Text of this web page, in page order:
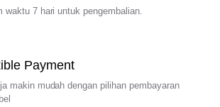
waktu 7 hari untuk pengembalian.
Payment
makin mudah dengan pilihan pembayaran